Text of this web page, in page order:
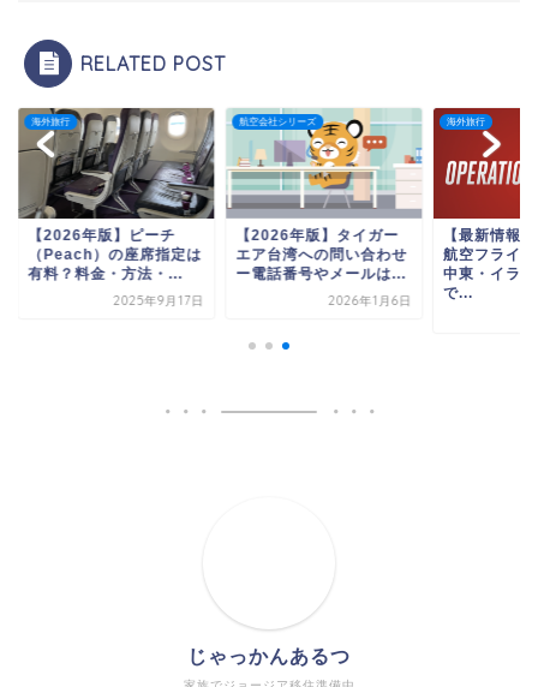
RELATED POST
年版】ピーチ
）の座席指定は
？料金・方法・...
2025年9月17日
航空会社シリーズ
【2026年版】タイガー
エア台湾への問い合わせ
ー電話番号やメールは...
2026年1月6日
海外旅行
【最新情報】エミレ
航空フライト一時停
中東・イラン空域閉
で...
じゃっかんあるつ